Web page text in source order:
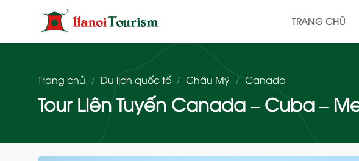
dung
TRANG CHỦ
Trang chủ / Du lịch quốc tế / Châu Mỹ / Canada
Tour Liên Tuyến Canada – Cuba –